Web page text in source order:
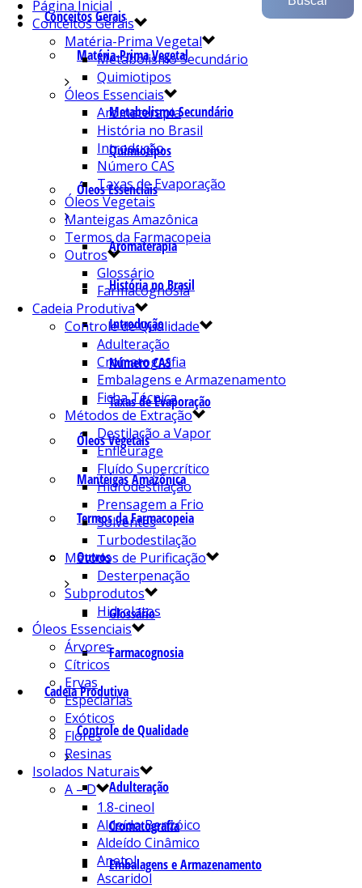
Conceitos Gerais
Matéria-Prima Vegetal
Metabolismo Secundário
Quimiotipos
Óleos Essenciais
Aromaterapia
História no Brasil
Introdução
Número CAS
Taxas de Evaporação
Óleos Vegetais
Manteigas Amazônica
Termos da Farmacopeia
Outros
Glossário
Farmacognosia
Cadeia Produtiva
Controle de Qualidade
Adulteração
Cromatografia
Embalagens e Armazenamento
Página Inicial
Conceitos Gerais
Matéria-Prima Vegetal
Metabolismo Secundário
Quimiotipos
Óleos Essenciais
Aromaterapia
História no Brasil
Introdução
Número CAS
Taxas de Evaporação
Óleos Vegetais
Manteigas Amazônica
Termos da Farmacopeia
Outros
Glossário
Farmacognosia
Cadeia Produtiva
Controle de Qualidade
Adulteração
Cromatografia
Embalagens e Armazenamento
Ficha Técnica
Métodos de Extração
Destilação a Vapor
Enfleurage
Fluído Supercrítico
Hidrodestilação
Prensagem a Frio
Solventes
Turbodestilação
Métodos de Purificação
Desterpenação
Subprodutos
Hidrolatos
Óleos Essenciais
Árvores
Cítricos
Ervas
Especiarias
Exóticos
Flores
Resinas
Isolados Naturais
A – D
1.8-cineol
Aldeído Benzóico
Aldeído Cinâmico
Anetol
Ascaridol